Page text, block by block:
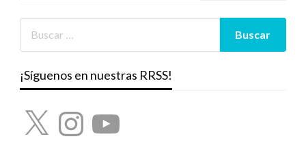
¡Síguenos en nuestras RRSS!
X InstagramYouTube